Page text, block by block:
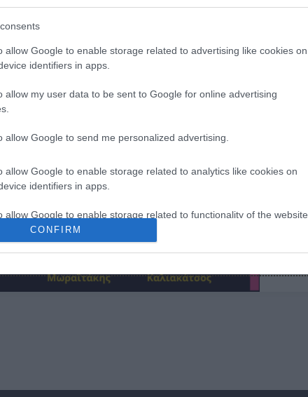
allow Google to enable storage related to advertising like cookies on
identifiers in apps.
allow my user data to be sent to Google for online advertising
allow Google to send me personalized advertising.
allow Google to enable storage related to analytics like cookies on
identifiers in apps.
allow Google to enable storage related to functionality of the website
allow Google to enable storage related to security, including
CONFIRM